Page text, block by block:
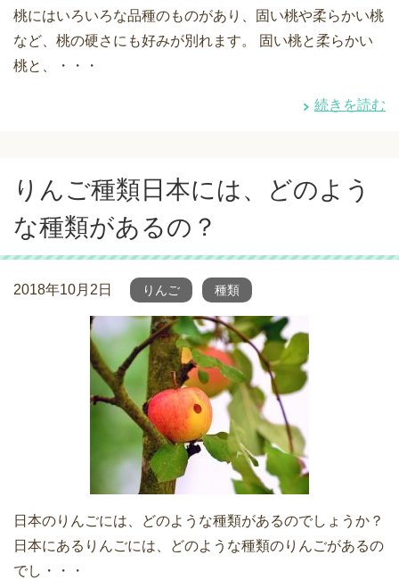
桃にはいろいろな品種のものがあり、固い桃や柔らかい桃
など、桃の硬さにも好みが別れます。 固い桃と柔らかい
桃と、・・・
続きを読む
りんご種類日本には、どのよう
な種類があるの？
2018年10月2日 りんご 種類
日本のりんごには、どのような種類があるのでしょうか？
日本にあるりんごには、どのような種類のりんごがあるの
でし・・・